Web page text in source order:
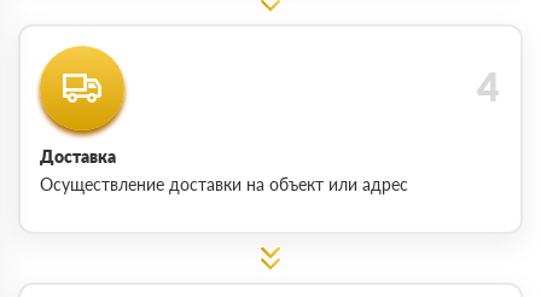
Доставка
Осуществление доставки на объект или адрес